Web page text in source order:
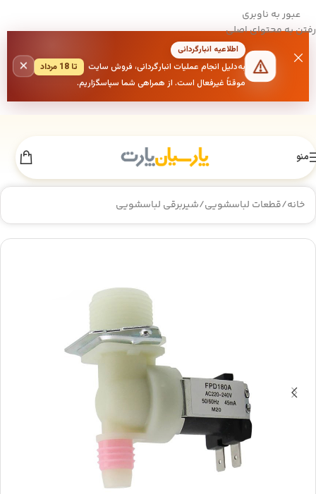
عبور به ناوبری
رفتن به محتوای اصلی
اطلاعیه انبارگردانی
به‌دلیل انجام عملیات انبارگردانی، فروش سایت
تا 18 مرداد
موقتاً غیرفعال است. از همراهی شما سپاسگزاریم.
×
منو
خانه/قطعات لباسشویی/شیربرقی لباسشویی